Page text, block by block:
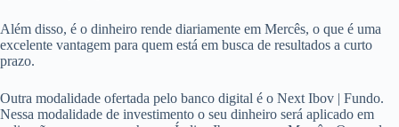
Além disso, é o dinheiro rende diariamente em Mercês, o que é uma
excelente vantagem para quem está em busca de resultados a curto
prazo.
Outra modalidade ofertada pelo banco digital é o Next Ibov | Fundo.
Nessa modalidade de investimento o seu dinheiro será aplicado em